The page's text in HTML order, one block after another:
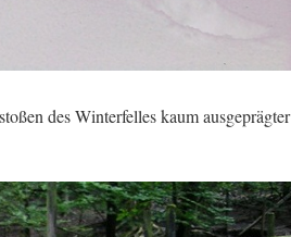
des Winterfelles kaum ausgeprägter